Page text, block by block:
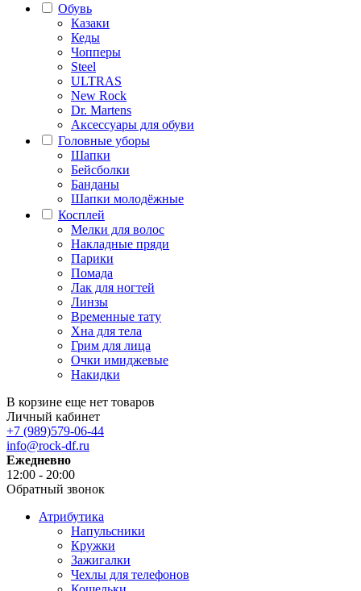
Обувь
Казаки
Кеды
Чопперы
Steel
ULTRAS
New Rock
Dr. Martens
Аксессуары для обуви
Головные уборы
Шапки
Бейсболки
Банданы
Шапки молодёжные
Косплей
Мелки для волос
Накладные пряди
Парики
Помада
Лак для ногтей
Линзы
Временные тату
Хна для тела
Грим для лица
Очки имиджевые
Накидки
В корзине еще нет товаров
Личный кабинет
+7 (989)579-06-44
info@rock-df.ru
Ежедневно
12:00 - 20:00
Обратный звонок
Атрибутика
Напульсники
Кружки
Зажигалки
Чехлы для телефонов